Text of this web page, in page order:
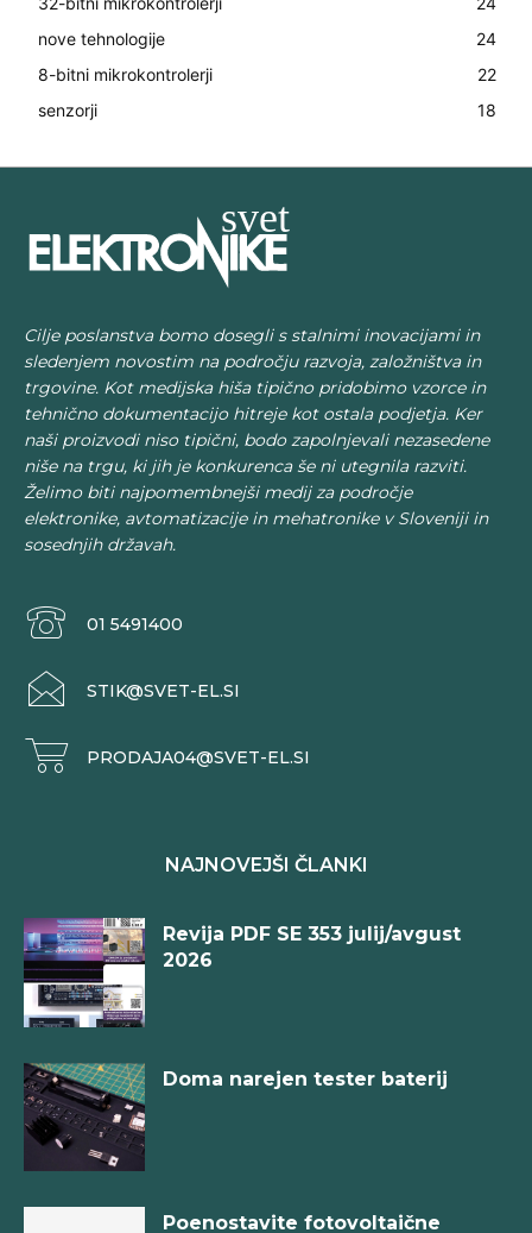
nove tehnologije
24
8-bitni mikrokontrolerji
22
senzorji
18
Cilje poslanstva bomo dosegli s stalnimi inovacijami in
sledenjem novostim na področju razvoja, založništva in
trgovine. Kot medijska hiša tipično pridobimo vzorce in
tehnično dokumentacijo hitreje kot ostala podjetja. Ker
naši proizvodi niso tipični, bodo zapolnjevali nezasedene
niše na trgu, ki jih je konkurenca še ni utegnila razviti.
Želimo biti najpomembnejši medij za področje
elektronike, avtomatizacije in mehatronike v Sloveniji in
sosednjih državah.
01 5491400
STIK@SVET-EL.SI
PRODAJA04@SVET-EL.SI
NAJNOVEJŠI ČLANKI
Revija PDF SE 353 julij/avgust
2026
Doma narejen tester baterij
Poenostavite fotovoltaične